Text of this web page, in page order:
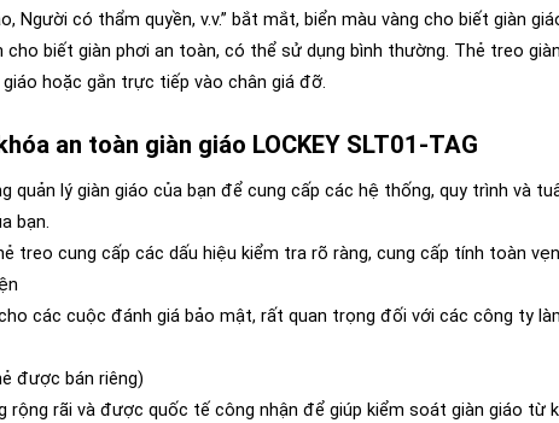
Người có thẩm quyền, v.v.” bắt mắt, biển màu vàng cho biết giàn
cho biết giàn phơi an toàn, có thể sử dụng bình thường. Thẻ treo
hoặc gắn trực tiếp vào chân giá đỡ.
an toàn giàn giáo LOCKEY SLT01-TAG
quản lý giàn giáo của bạn để cung cấp các hệ thống, quy trình và
bạn.
treo cung cấp các dấu hiệu kiểm tra rõ ràng, cung cấp tính toàn
các cuộc đánh giá bảo mật, rất quan trọng đối với các công ty
được bán riêng)
rộng rãi và được quốc tế công nhận để giúp kiểm soát giàn giáo từ